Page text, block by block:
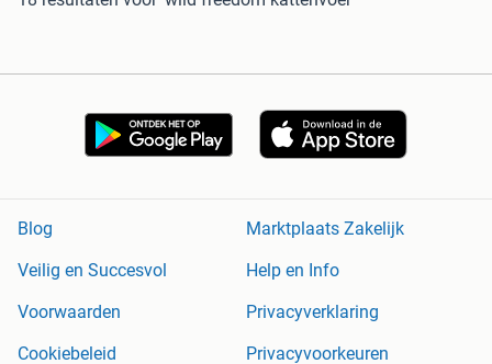
Blog
Marktplaats Zakelijk
Veilig en Succesvol
Help en Info
Voorwaarden
Privacyverklaring
Cookiebeleid
Privacyvoorkeuren